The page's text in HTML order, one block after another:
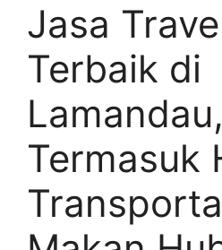
Jasa
Terbaik di
Termasuk